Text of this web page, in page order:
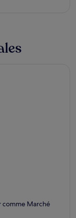
comme Marché